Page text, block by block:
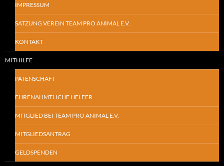
IMPRESSUM
SATZUNG VEREIN TEAM PRO ANIMAL E.V.
KONTAKT
MITHILFE
PATENSCHAFT
EHRENAHMTLICHE HELFER
MITGLIED BEI TEAM PRO ANIMAL E.V.
MITGLIEDSANTRAG
GELDSPENDEN